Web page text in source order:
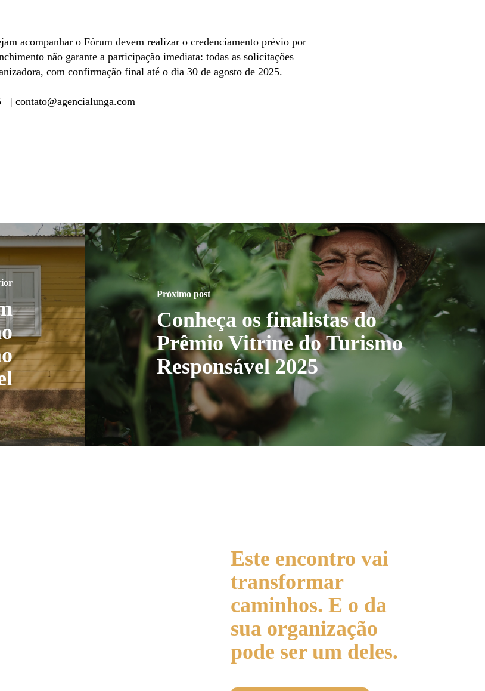
acompanhar o Fórum devem realizar o credenciamento prévio por
não garante a participação imediata: todas as solicitações
com confirmação final até o dia 30 de agosto de 2025.
| contato@agencialunga.com
Próximo post
Conheça os finalistas do
Prêmio Vitrine do Turismo
Responsável 2025
Este encontro vai
transformar
caminhos. E o da
sua organização
pode ser um deles.